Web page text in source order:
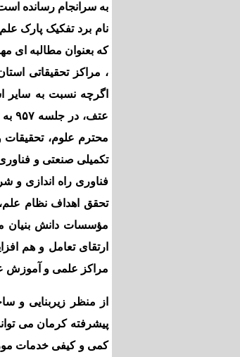
به سرانجام رسانده
نام برد تفکیک پارک
که بعنوان مطالبه ای
، مراکز تحقیقاتی
اگرچه نسبت به
تکمیلی صنعتی و
فناوری راه اندازی و
تحقق اهداف نظام
مؤسسات دانش بنیان
ارتقای تعامل و هم
مراکز علمی و آموزش
از منظر زیربنایی و
پیشرفته کرمان می
کمی و کیفی خدمات